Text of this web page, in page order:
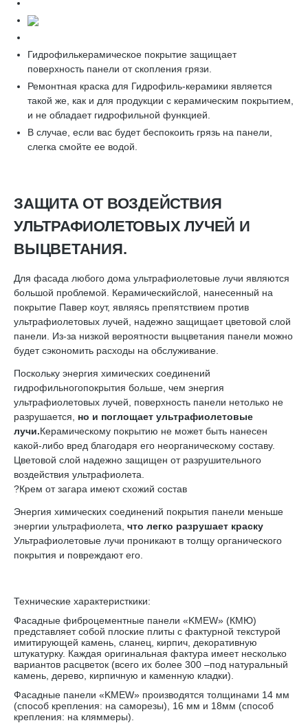
Гидрофилькерамическое покрытие защищает
поверхность панели от скопления грязи.
Ремонтная краска для Гидрофиль-керамики является
такой же, как и для продукции с керамическим покрытием,
и не обладает гидрофильной функцией.
В случае, если вас будет беспокоить грязь на панели,
слегка смойте ее водой.
ЗАЩИТА ОТ ВОЗДЕЙСТВИЯ
УЛЬТРАФИОЛЕТОВЫХ ЛУЧЕЙ И
ВЫЦВЕТАНИЯ.
Для фасада любого дома ультрафиолетовые лучи являются
большой проблемой. Керамическийслой, нанесенный на
покрытие Павер коут, являясь препятствием против
ультрафиолетовых лучей, надежно защищает цветовой слой
панели. Из-за низкой вероятности выцветания панели можно
будет сэкономить расходы на обслуживание.
Поскольку энергия химических соединений
гидрофильногопокрытия больше, чем энергия
ультрафиолетовых лучей, поверхность панели нетолько не
разрушается, но и поглощает ультрафиолетовые
лучи.Керамическому покрытию не может быть нанесен
какой-либо вред благодаря его неорганическому составу.
Цветовой слой надежно защищен от разрушительного
воздействия ультрафиолета.
?Крем от загара имеют схожий состав
Энергия химических соединений покрытия панели меньше
энергии ультрафиолета, что легко разрушает краску
Ультрафиолетовые лучи проникают в толщу органического
покрытия и повреждают его.
Технические характеристкики:
Фасадные фиброцементные панели «KMEW» (КМЮ)
представляет собой плоские плиты с фактурной текстурой
имитирующей камень, сланец, кирпич, декоративную
штукатурку. Каждая оригинальная фактура имеет несколько
вариантов расцветок (всего их более 300 –под натуральный
камень, дерево, кирпичную и каменную кладки).
Фасадные панели «KMEW» производятся толщинами 14 мм
(способ крепления: на саморезы), 16 мм и 18мм (способ
крепления: на кляммеры).